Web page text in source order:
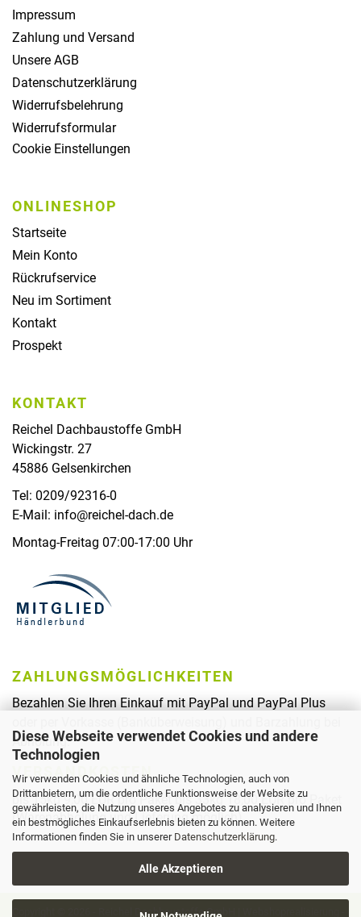
Diese Webseite verwendet Cookies und andere
Technologien
Wir verwenden Cookies und ähnliche Technologien, auch von
Drittanbietern, um die ordentliche Funktionsweise der Website zu
gewährleisten, die Nutzung unseres Angebotes zu analysieren und Ihnen
ein bestmögliches Einkaufserlebnis bieten zu können. Weitere
Informationen finden Sie in unserer Datenschutzerklärung.
Alle Akzeptieren
Impressum
Zahlung und Versand
Unsere AGB
Datenschutzerklärung
Widerrufsbelehrung
Widerrufsformular
Cookie Einstellungen
ONLINESHOP
Startseite
Mein Konto
Rückrufservice
Neu im Sortiment
Kontakt
Prospekt
KONTAKT
Reichel Dachbaustoffe GmbH
Wickingstr. 27
45886 Gelsenkirchen
Tel: 0209/92316-0
E-Mail: info@reichel-dach.de
Montag-Freitag 07:00-17:00 Uhr
ZAHLUNGSMÖGLICHKEITEN
Bezahlen Sie Ihren Einkauf mit PayPal und PayPal Plus
Abholung.
VERSANDKOSTEN
bis 15kg 9,00 EUR pro Paket bis 33kg 18,00 EUR pro Paket
(Warenabholung und Lieferung möglich)
Copyright © 2026 - Reichel Dachbaustoffe GmbH | Webshoprealisierung -